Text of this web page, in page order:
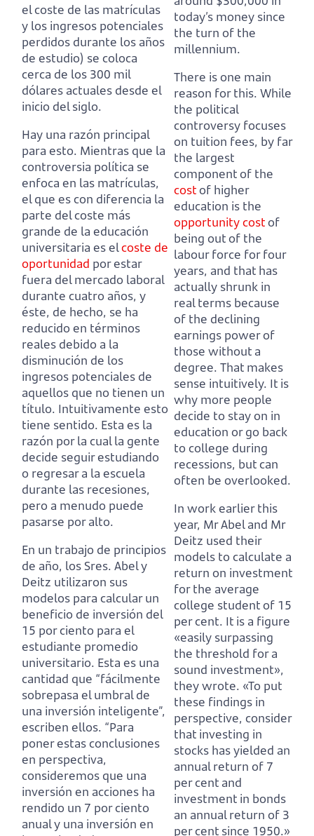
el coste de las matrículas
y los ingresos potenciales
perdidos durante los años
de estudio) se coloca
cerca de los 300 mil
dólares actuales desde el
inicio del siglo.
Hay una razón principal
para esto. Mientras que la
controversia política se
enfoca en las matrículas,
el que es con diferencia la
parte del coste más
grande de la educación
universitaria es elcoste de
oportunidad por estar
fuera del mercado laboral
durante cuatro años, y
éste, de hecho, se ha
reducido en términos
reales debido a la
disminución de los
ingresos potenciales de
aquellos que no tienen un
título. Intuitivamente esto
tiene sentido. Esta es la
razón por la cual la gente
decide seguir estudiando
o regresar a la escuela
durante las recesiones,
pero a menudo puede
pasarse por alto.
En un trabajo de principios
de año, los Sres. Abel y
Deitz utilizaron sus
modelos para calcular un
beneficio de inversión del
15 por ciento para el
estudiante promedio
universitario. Esta es una
cantidad que “fácilmente
sobrepasa el umbral de
una inversión inteligente”,
escriben ellos. “Para
poner estas conclusiones
en perspectiva,
consideremos que una
inversión en acciones ha
rendido un 7 por ciento
anual y una inversión en
today’s money since
the turn of the
millennium.
There is one main
reason for this. While
the political
controversy focuses
on tuition fees, by far
the largest
component of the
costof higher
education is the
opportunity costof
being out of the
labour force for four
years, and that has
actually shrunk in
real terms because
of the declining
earnings power of
those without a
degree. That makes
sense intuitively. It is
why more people
decide to stay on in
education or go back
to college during
recessions, but can
often be overlooked.
In work earlier this
year, Mr Abel and Mr
Deitz used their
models to calculate a
return on investment
for the average
college student of 15
per cent. It is a figure
«easily surpassing
the threshold for a
sound investment»,
they wrote. «To put
these findings in
perspective, consider
that investing in
stocks has yielded an
annual return of 7
per cent and
investment in bonds
an annual return of 3
per cent since 1950.»